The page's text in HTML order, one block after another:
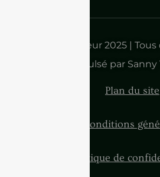
Droits d'auteur 2025 |
Propulsé par
Plan du site
Conditions
Politique de